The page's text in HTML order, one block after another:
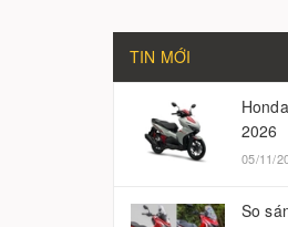
TIN MỚI
2026
05/11/
So